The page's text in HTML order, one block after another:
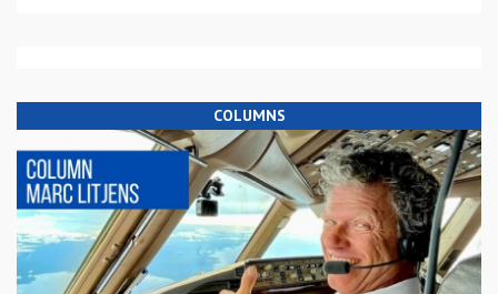
COLUMNS